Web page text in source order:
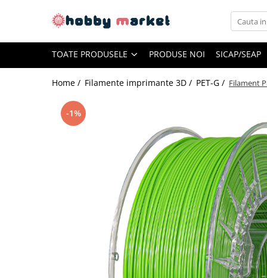
Piese si componente imprimante
Piese electrice si electronice
TOATE PRODUSELE PRODUSE NOI SICAP/SEAP
Home / Filamente imprimante 3D / PET-G / Filament
-1%